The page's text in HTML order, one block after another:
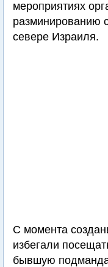
мероприятиях
разминированию
севере Израиля.
С момента
избегали
бывшую